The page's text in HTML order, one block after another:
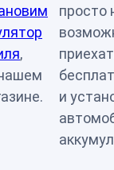
,
просто
и